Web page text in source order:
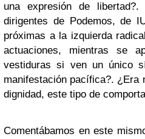
una expresión de
dirigentes de Podemos, de
próximas a la izquierda
actuaciones, mientras se
vestiduras si ven un único
manifestación pacífica?. ¿Era
dignidad, este tipo de
Comentábamos en este